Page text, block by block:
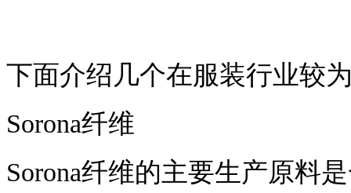
下面介绍几个在服装行业较
Sorona纤维
Sorona纤维的主要生产原料